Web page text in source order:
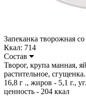
Запеканка творожная
Ккал: 714
Состав
Творог, крупа манная,
растительное,
16,8 г ., жиров - 5,1 г.,
ценность - 204 ккал